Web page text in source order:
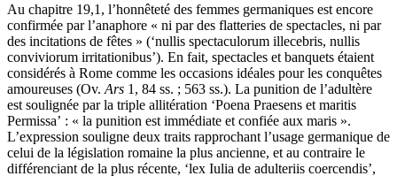
Au chapitre 19,1, l’honnêteté des femmes germaniques est encore
confirmée par l’anaphore « ni par des flatteries de spectacles, ni par
des incitations de fêtes » (‘nullis spectaculorum illecebris, nullis
conviviorum irritationibus’). En fait, spectacles et banquets étaient
considérés à Rome comme les occasions idéales pour les conquêtes
amoureuses (Ov. Ars 1, 84 ss. ; 563 ss.). La punition de l’adultère
est soulignée par la triple allitération ‘Poena Praesens et maritis
Permissa’ : « la punition est immédiate et confiée aux maris ».
L’expression souligne deux traits rapprochant l’usage germanique de
celui de la législation romaine la plus ancienne, et au contraire le
différenciant de la plus récente, ‘lex Iulia de adulteriis coercendis’,